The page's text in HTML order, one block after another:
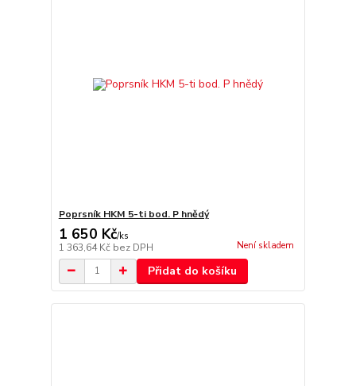
Poprsník HKM 5-ti bod. P hnědý
1 650 Kč/ks
1 363,64 Kč bez DPH Není skladem
Přidat do košíku